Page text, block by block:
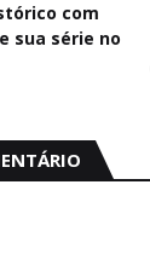
com
sua série no